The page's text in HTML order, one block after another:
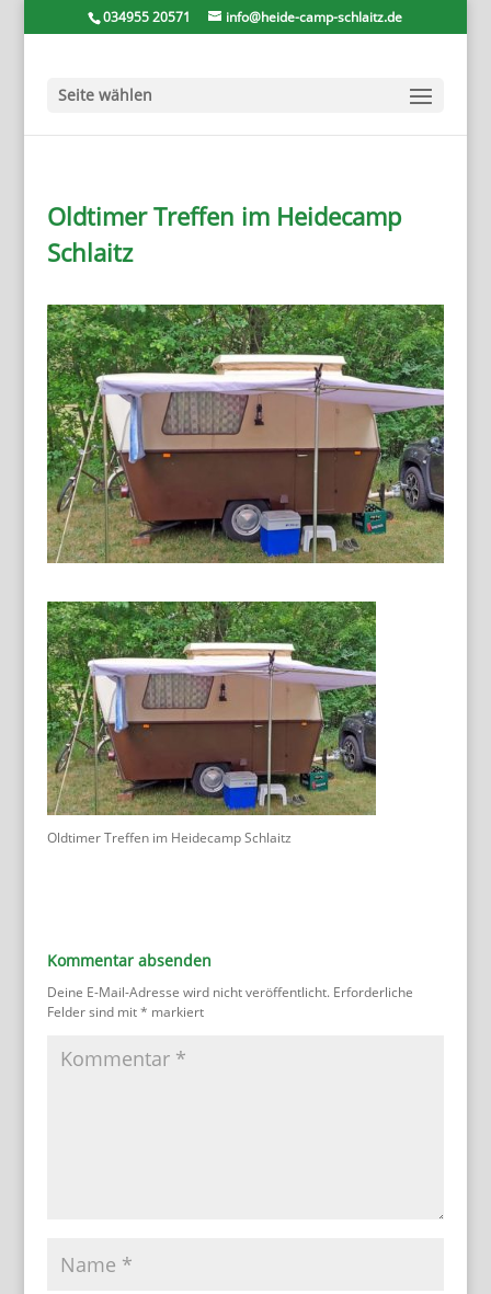
034955 20571 info@heide-camp-schlaitz.de
Seite wählen
Oldtimer Treffen im Heidecamp
Schlaitz
Oldtimer Treffen im Heidecamp Schlaitz
Kommentar absenden
Deine E-Mail-Adresse wird nicht veröffentlicht. Erforderliche
Felder sind mit* markiert